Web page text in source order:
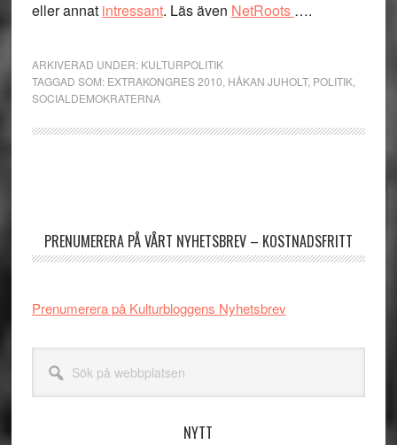
eller annat intressant. Läs även NetRoots ….
ARKIVERAD UNDER: KULTURPOLITIK
TAGGAD SOM: EXTRAKONGRES 2010 HÅKAN JUHOLT, POLITIK,
SOCIALDEMOKRATERNA
PRENUMERERA PÅ VÅRT NYHETSBREV – KOSTNADSFRITT
Prenumerera på Kulturbloggens Nyhetsbrev
webbplatsen
NYTT